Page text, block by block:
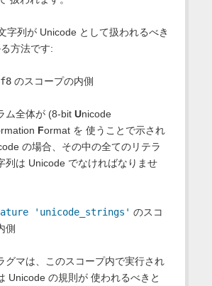
字列が Unicode として扱われるべき
方法です:
のスコープの内側
ム全体が (8-bit Unicode
Format を 使うことで示され
の場合、その中の全てのリテラ
列は Unicode でなければなりませ
'unicode_strings' のスコ
側
グマは、このスコープ内で実行され
Unicode の規則が 使われるべきと